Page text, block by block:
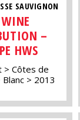
SAUVIGNON
–
HWS
Côtes de
Blanc 2013